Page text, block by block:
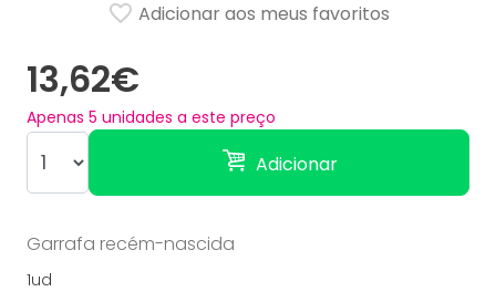
13,62€
Apenas 5 unidades a este preço
Adicionar
Adicionar aos meus favoritos
Garrafa recém-nascida
1ud